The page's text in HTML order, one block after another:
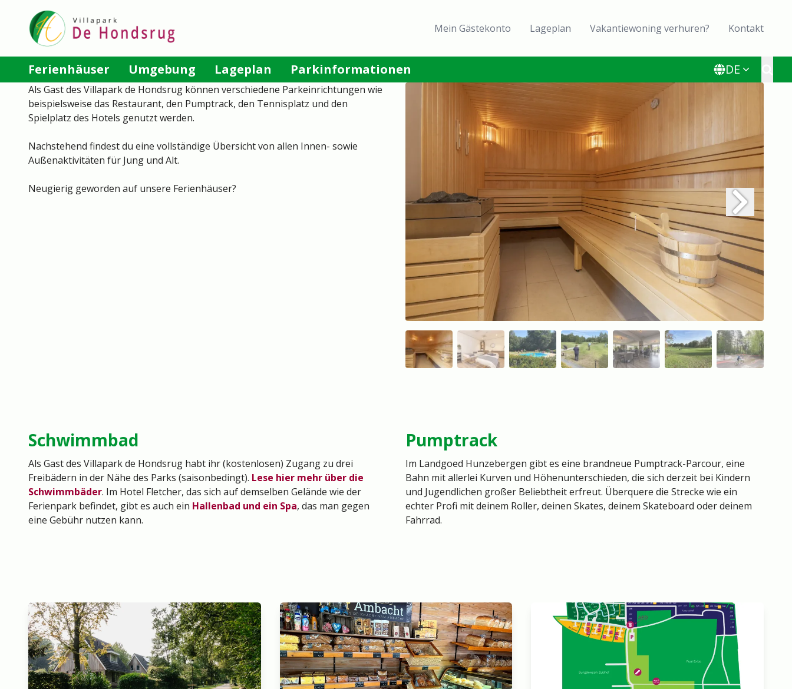
Header
menu
Mein Gästekonto Lageplan Vakantiewoning verhuren? Kontakt
Main
navigation
Ferienhäuser Umgebung Lageplan Parkinformationen DE
Als Gast des Villapark de Hondsrug können verschiedene Parkeinrichtungen wie
beispielsweise das Restaurant, den Pumptrack, den Tennisplatz und den
Spielplatz des Hotels genutzt werden.
Nachstehend findest du eine vollständige Übersicht von allen Innen- sowie
Außenaktivitäten für Jung und Alt.
Neugierig geworden auf unsere Ferienhäuser?
Schwimmbad
Als Gast des Villapark de Hondsrug habt ihr (kostenlosen) Zugang zu drei
Freibädern in der Nähe des Parks (saisonbedingt). Lese hier mehr über die
Schwimmbäder. Im Hotel Fletcher, das sich auf demselben Gelände wie der
Ferienpark befindet, gibt es auch ein Hallenbad und ein Spa, das man gegen
eine Gebühr nutzen kann.
Pumptrack
Im Landgoed Hunzebergen gibt es eine brandneue Pumptrack-Parcour, eine
Bahn mit allerlei Kurven und Höhenunterschieden, die sich derzeit bei Kindern
und Jugendlichen großer Beliebtheit erfreut. Überquere die Strecke wie ein
echter Profi mit deinem Roller, deinen Skates, deinem Skateboard oder deinem
Fahrrad.